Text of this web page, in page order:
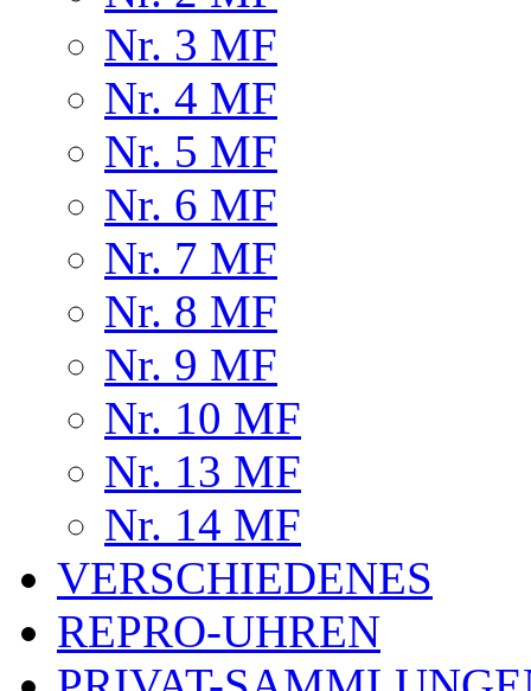
Nr. 3 MF
Nr. 4 MF
Nr. 5 MF
Nr. 6 MF
Nr. 7 MF
Nr. 8 MF
Nr. 9 MF
Nr. 10 MF
Nr. 13 MF
Nr. 14 MF
VERSCHIEDENES
REPRO-UHREN